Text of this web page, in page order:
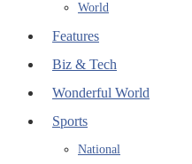
World
Features
Biz & Tech
Wonderful World
Sports
National